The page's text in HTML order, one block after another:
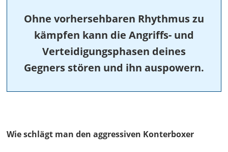
Ohne vorhersehbaren Rhythmus zu
kämpfen kann die Angriffs- und
Verteidigungsphasen deines
Gegners stören und ihn auspowern.
Wie schlägt man den aggressiven Konterboxer